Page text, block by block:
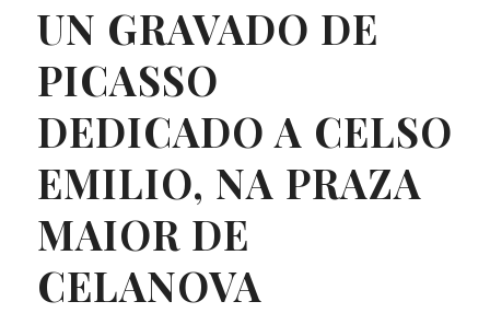
UN GRAVADO DE
PICASSO
DEDICADO A CELSO
EMILIO, NA PRAZA
MAIOR DE
CELANOVA